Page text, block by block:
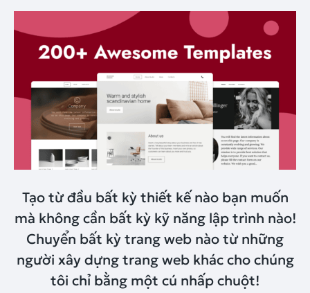
Tạo từ đầu bất kỳ thiết kế nào bạn muốn
mà không cần bất kỳ kỹ năng lập trình nào!
Chuyển bất kỳ trang web nào từ những
người xây dựng trang web khác cho chúng
tôi chỉ bằng một cú nhấp chuột!